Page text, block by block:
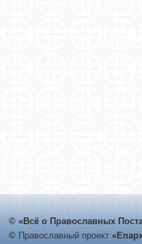
© «Всё о Православных
© Православный проект